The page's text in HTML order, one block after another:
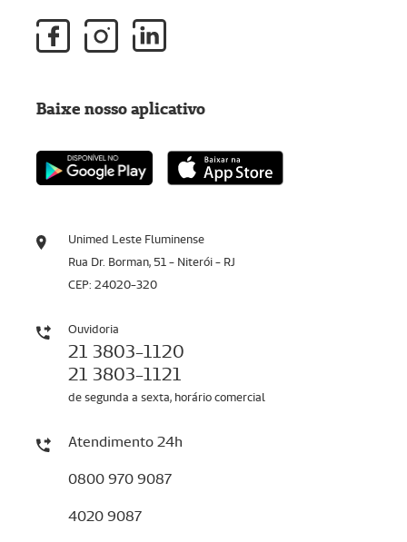
Unimed Leste Fluminense
Rua Dr. Borman, 51 - Niterói - RJ
CEP: 24020-320
Ouvidoria
21 3803-1120
21 3803-1121
de segunda a sexta, horário comercial
Atendimento 24h
0800 970 9087
4020 9087
Baixe nosso aplicativo